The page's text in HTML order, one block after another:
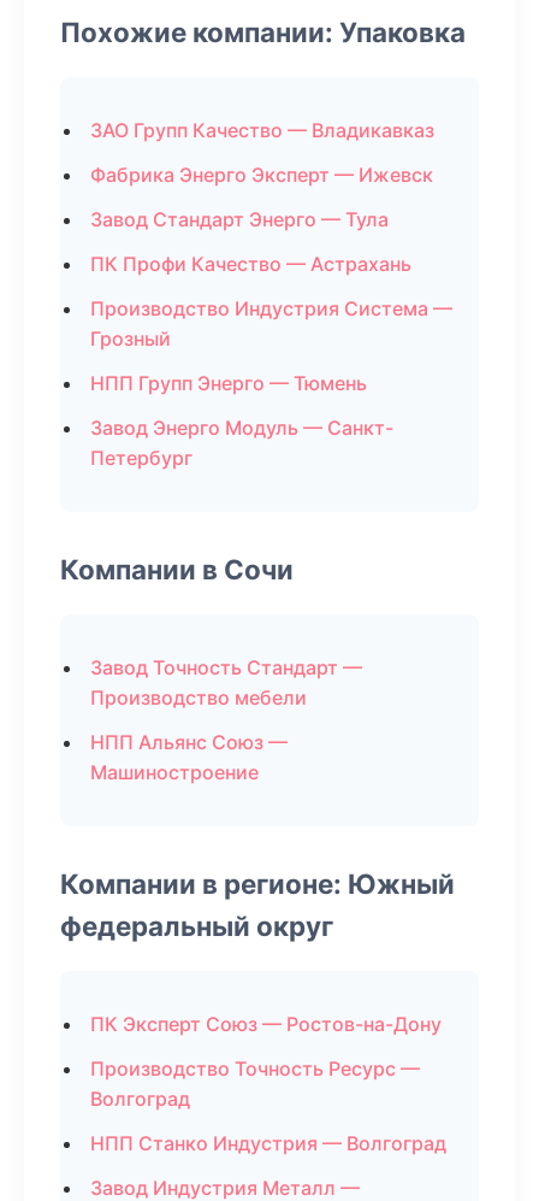
Похожие компании: Упаковка
ЗАО Групп Качество — Владикавказ
Фабрика Энерго Эксперт — Ижевск
Завод Стандарт Энерго — Тула
ПК Профи Качество — Астрахань
Производство Индустрия Система —
Грозный
НПП Групп Энерго — Тюмень
Завод Энерго Модуль — Санкт-
Петербург
Компании в Сочи
Завод Точность Стандарт —
Производство мебели
НПП Альянс Союз —
Машиностроение
Компании в регионе: Южный
федеральный округ
ПК Эксперт Союз — Ростов-на-Дону
Производство Точность Ресурс —
Волгоград
НПП Станко Индустрия — Волгоград
Завод Индустрия Металл —